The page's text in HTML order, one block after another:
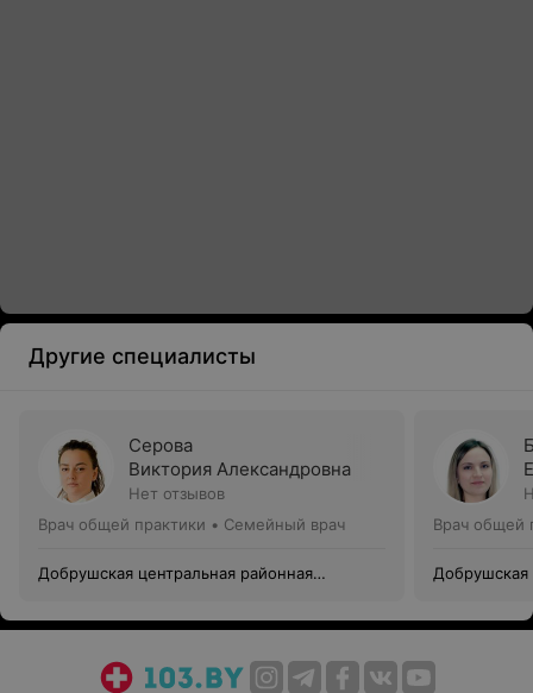
Другие специалисты
Серова
Виктория Александровна
Нет отзывов
Врач общей практики • Семейный врач
Добрушская центральная районная
Врач общей
Добрушская